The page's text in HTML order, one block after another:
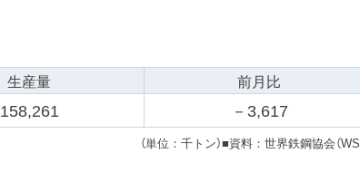
生産量
前月比
158,261 － 3,617
（単位：千トン）■資料：世界鉄鋼協会（